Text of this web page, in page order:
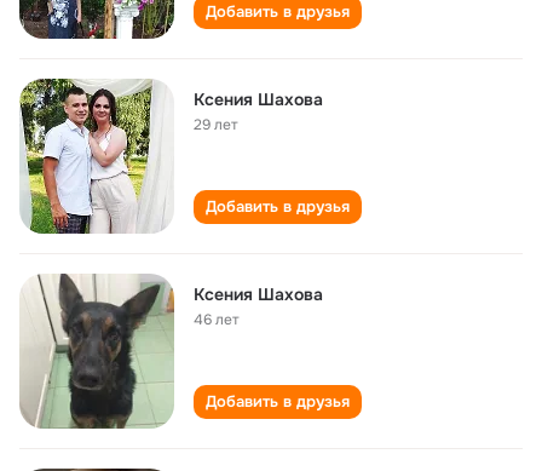
Добавить в друзья
Ксения Шахова
29 лет
Добавить в друзья
Ксения Шахова
46 лет
Добавить в друзья